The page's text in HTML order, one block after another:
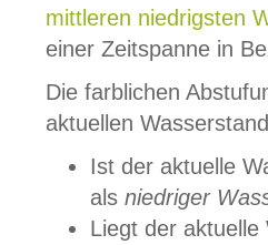
mittleren niedrigsten
einer Zeitspanne in
Die farblichen
aktuellen
Ist der aktuelle
als niedriger
Liegt der